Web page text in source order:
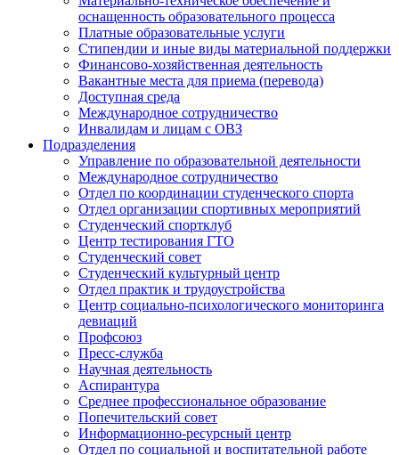
оснащенность образовательного процесса
Платные образовательные услуги
Стипендии и иные виды материальной поддержки
Финансово-хозяйственная деятельность
Вакантные места для приема (перевода)
Доступная среда
Международное сотрудничество
Инвалидам и лицам с ОВЗ
Подразделения
Управление по образовательной деятельности
Международное сотрудничество
Отдел по координации студенческого спорта
Отдел организации спортивных мероприятий
Студенческий спортклуб
Центр тестирования ГТО
Студенческий совет
Студенческий культурный центр
Отдел практик и трудоустройства
Центр социально-психологического мониторинга
девиаций
Профсоюз
Пресс-служба
Научная деятельность
Аспирантура
Среднее профессиональное образование
Попечительский совет
Информационно-ресурсный центр
Отдел по социальной и воспитательной работе